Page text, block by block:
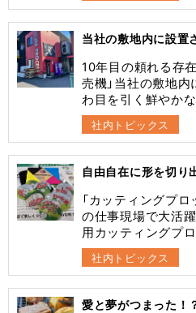
当社の敷地内に設置
10年目の頼れる存
売機」当社の敷地内
わ目を引く鮮やか
社内トピックス
自由自在に形を切り
「カッティングプ
の仕事現場で大活
用カッティングプロ
社内トピックス
愛と夢がつまった！